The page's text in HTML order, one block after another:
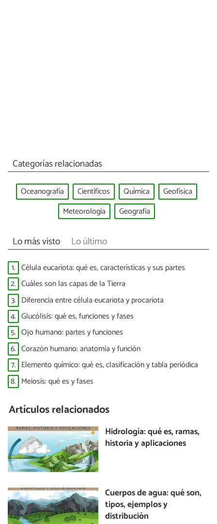
Categorías relacionadas
Oceanografía Científicos Química
Geofísica
Meteorología
Geografía
Lo más visto Lo último
1. Célula eucariota: qué es, características y sus partes
2. Cuáles son las capas de la Tierra
3. Diferencia entre célula eucariota y procariota
4. Glucólisis: qué es, funciones y fases
5. Ojo humano: partes y funciones
6. Corazón humano: anatomía y función
7. Elemento químico: qué es, clasificación y tabla periódica
8. Meiosis: qué es y fases
Artículos relacionados
Hidrología: qué es, ramas,
historia y aplicaciones
Cuerpos de agua: qué son,
tipos, ejemplos y
distribución